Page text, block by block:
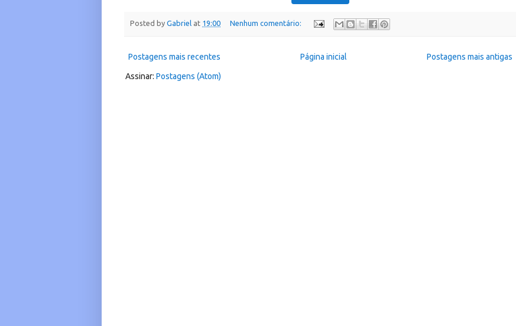
Posted by Gabriel at 19:00 Nenhum comentário:
Postagens mais recentes Postagens mais antigas
Página inicial
Assinar: Postagens (Atom)